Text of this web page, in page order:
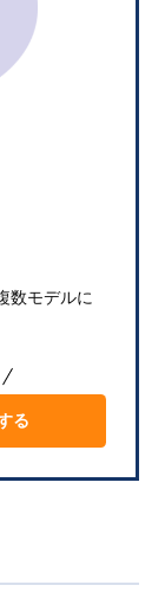
数モデルに
る